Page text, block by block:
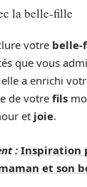
la belle-fille
votre belle-
que vous
a enrichi
de votre fils
et joie.
: Inspiration
et son